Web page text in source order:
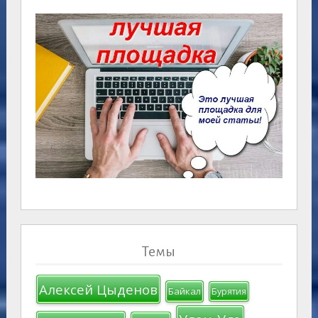
Темы
Алексей Цыденов Байкал Бурятия